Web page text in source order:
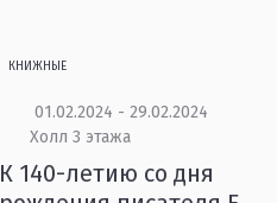
КНИЖНЫЕ
01.02.2024 - 29.02.2024
Холл 3 этажа
К 140-летию со дня